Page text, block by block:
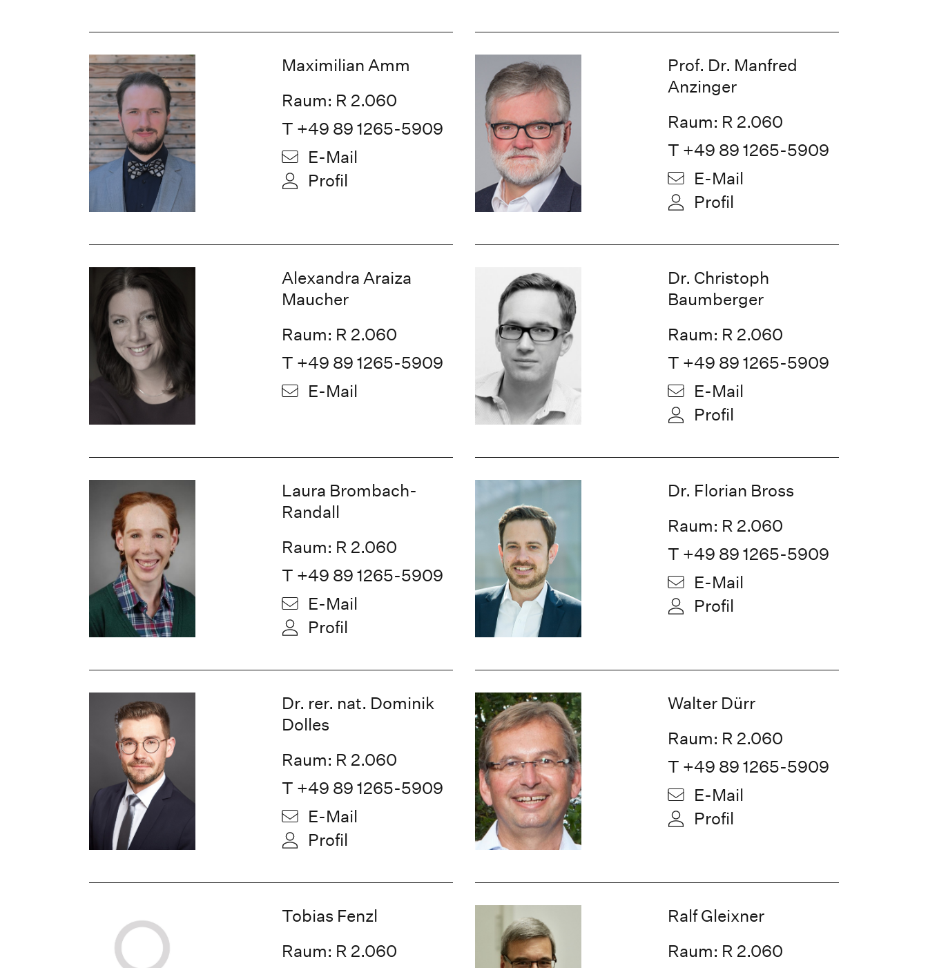
Maximilian Amm
Raum: R 2.060
T +49 89 1265-5909
E-Mail
Profil
Prof. Dr. Manfred
Anzinger
Raum: R 2.060
T +49 89 1265-5909
E-Mail
Profil
Alexandra Araiza
Maucher
Raum: R 2.060
T +49 89 1265-5909
E-Mail
Dr. Christoph
Baumberger
Raum: R 2.060
T +49 89 1265-5909
E-Mail
Profil
Laura Brombach-
Randall
Raum: R 2.060
T +49 89 1265-5909
E-Mail
Profil
Dr. Florian Bross
Raum: R 2.060
T +49 89 1265-5909
E-Mail
Profil
Dr. rer. nat. Dominik
Dolles
Raum: R 2.060
T +49 89 1265-5909
E-Mail
Profil
Walter Dürr
Raum: R 2.060
T +49 89 1265-5909
E-Mail
Profil
Tobias Fenzl
Raum: R 2.060
Ralf Gleixner
Raum: R 2.060